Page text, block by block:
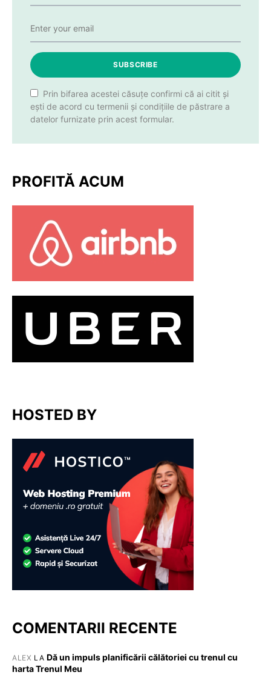
SUBSCRIBE
Prin bifarea acestei căsuțe confirmi că ai citit și
ești de acord cu termenii și condițiile de păstrare a
datelor furnizate prin acest formular.
PROFITĂ ACUM
HOSTED BY
COMENTARII RECENTE
ALEX LA Dă un impuls planificării călătoriei cu trenul cu
harta Trenul Meu